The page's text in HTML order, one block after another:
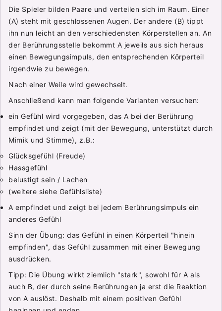
Die Spieler bilden Paare und verteilen sich im Raum. Einer
(A) steht mit geschlossenen Augen. Der andere (B) tippt
ihn nun leicht an den verschiedensten Körperstellen an. An
der Berührungsstelle bekommt A jeweils aus sich heraus
einen Bewegungsimpuls, den entsprechenden Körperteil
irgendwie zu bewegen.
Nach einer Weile wird gewechselt.
Anschließend kann man folgende Varianten versuchen:
ein Gefühl wird vorgegeben, das A bei der Berührung
empfindet und zeigt (mit der Bewegung, unterstützt durch
Mimik und Stimme), z.B.:
Glücksgefühl (Freude)
Hassgefühl
belustigt sein / Lachen
(weitere siehe Gefühlsliste)
A empfindet und zeigt bei jedem Berührungsimpuls ein
anderes Gefühl
Sinn der Übung: das Gefühl in einen Körperteil "hinein
empfinden", das Gefühl zusammen mit einer Bewegung
ausdrücken.
Tipp: Die Übung wirkt ziemlich "stark", sowohl für A als
auch B, der durch seine Berührungen ja erst die Reaktion
von A auslöst. Deshalb mit einem positiven Gefühl